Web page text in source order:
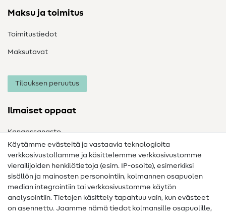
Maksu ja toimitus
Toimitustiedot
Maksutavat
Tilauksen peruutus
Ilmaiset oppaat
Kangassanasto
Ompelusanasto
Ompeluohjeet
Apua ja yhteystiedot
Yhteystiedot
Käytämme evästeitä ja vastaavia teknologioita
verkkosivustollamme ja käsittelemme verkkosivustomme
vierailijoiden henkilötietoja (esim. IP-osoite), esimerkiksi
sisällön ja mainosten personointiin, kolmannen osapuolen
median integrointiin tai verkkosivustomme käytön
analysointiin. Tietojen käsittely tapahtuu vain, kun evästeet
on asennettu. Jaamme nämä tiedot kolmansille osapuolille,